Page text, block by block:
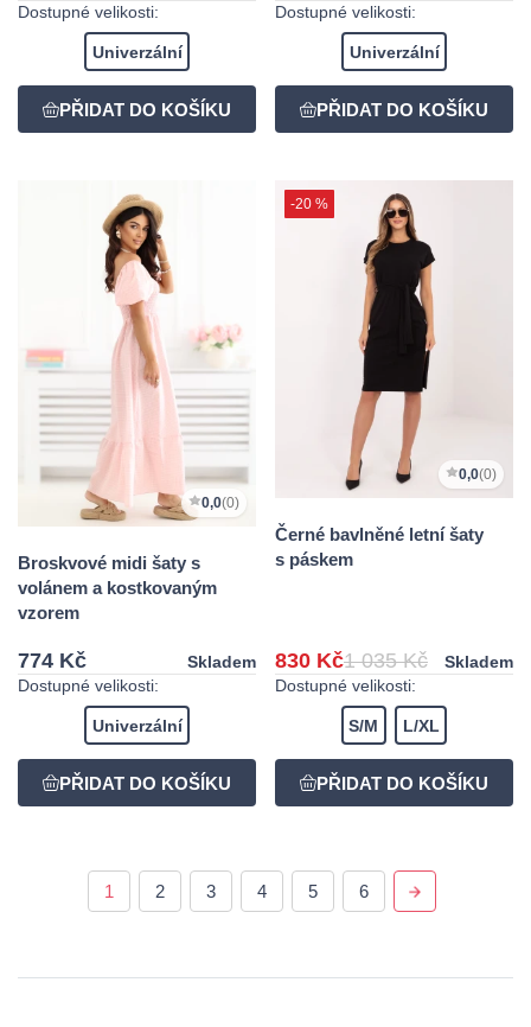
Dostupné velikosti:
Univerzální
Dostupné velikosti:
Univerzální
0,0(0)
Broskvové midi šaty s
volánem a kostkovaným
vzorem
774 Kč
Skladem
Dostupné velikosti:
Univerzální
-20 %
0,0(0)
Černé bavlněné letní šaty
s páskem
830 Kč1 035 Kč
Skladem
Dostupné velikosti:
S/M L/XL
1 2 3 4 5 6